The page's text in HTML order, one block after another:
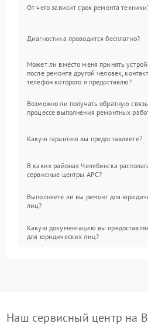
От чего зависит срок ремонта
Диагностика проводится бесплатно?
Может ли вместо меня принять
после ремонта другой человек,
телефон которого я предоставлю?
Возможно ли получать обратную
процессе выполнения ремонтных
Какую гарантию вы предоставляете?
В каких районах Челябинска
сервисные центры APC?
Выполняете ли вы ремонт для
лиц?
Какую документацию вы
для юридических лиц?
Наш сервисный центр на